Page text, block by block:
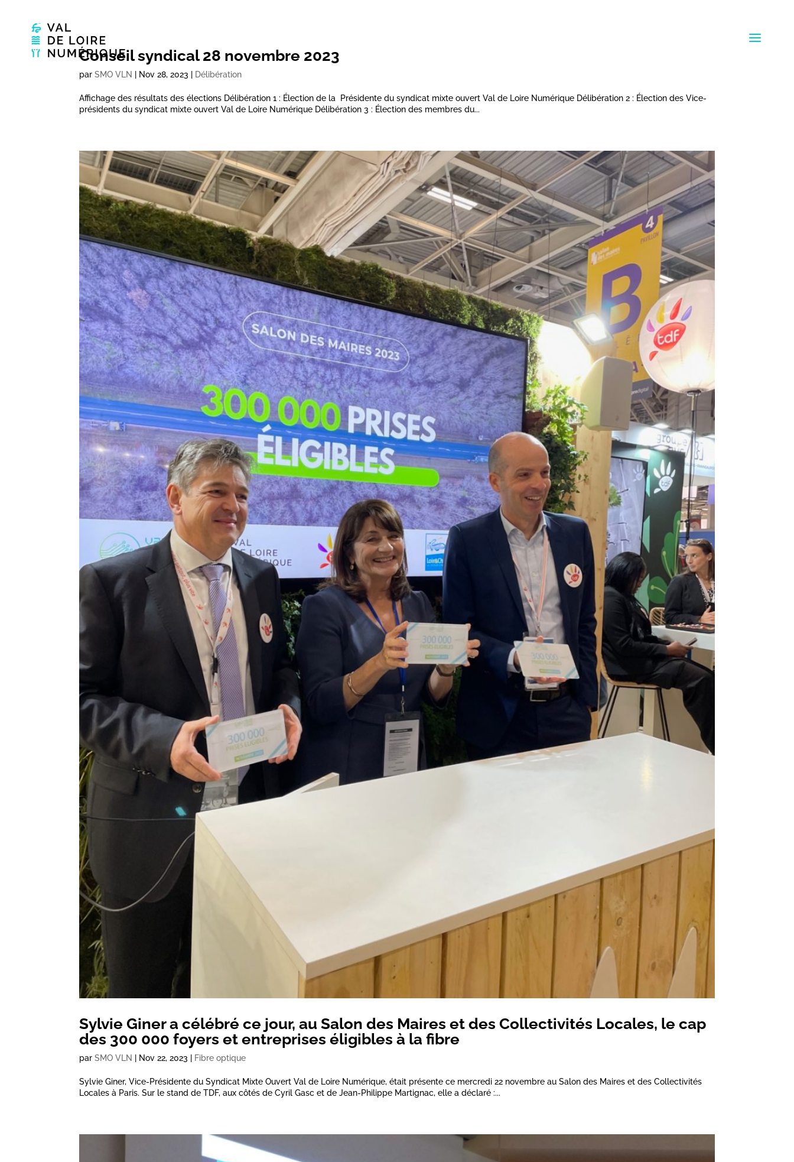
Conseil syndical 28 novembre 2023
parSMO VLN Nov 28, 2023 Délibération
Affichage des résultats des élections Délibération 1 : Élection de la Présidente du syndicat mixte ouvert Val de Loire Numérique Délibération 2 : Élection des Vice-
présidents du syndicat mixte ouvert Val de Loire Numérique Délibération 3 : Élection des membres du...
Sylvie Giner a célébré ce jour, au Salon des Maires et des Collectivités Locales, le cap
des 300 000 foyers et entreprises éligibles à la fibre
parSMO VLN Nov 22, 2023 Fibre optique
Sylvie Giner, Vice-Présidente du Syndicat Mixte Ouvert Val de Loire Numérique, était présente ce mercredi 22 novembre au Salon des Maires et des Collectivités
Locales à Paris. Sur le stand de TDF, aux côtés de Cyril Gasc et de Jean-Philippe Martignac, elle a déclaré :...